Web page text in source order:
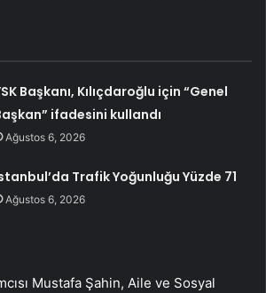
Başkanı, Kılıçdaroğlu için “Genel
ifadesini kullandı
Ağustos 6, 2026
Trafik Yoğunluğu Yüzde 71
Ağustos 6, 2026
Mustafa Şahin, Aile ve Sosyal